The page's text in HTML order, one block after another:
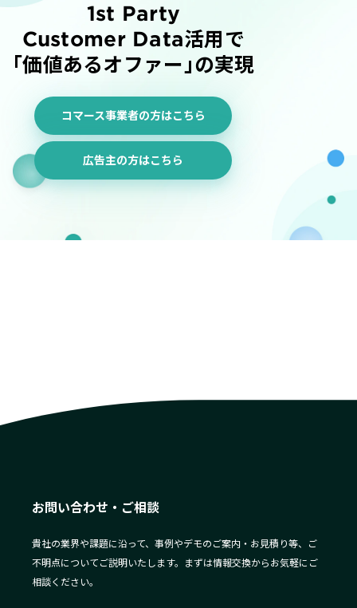
1st Party
Customer Data活用で
「価値あるオファー」の実現
コマース事業者の方はこちら
広告主の方はこちら
お問い合わせ・ご相談
貴社の業界や課題に沿って、事例やデモのご案内・お見積り等、ご
不明点についてご説明いたします。まずは情報交換からお気軽にご
相談ください。